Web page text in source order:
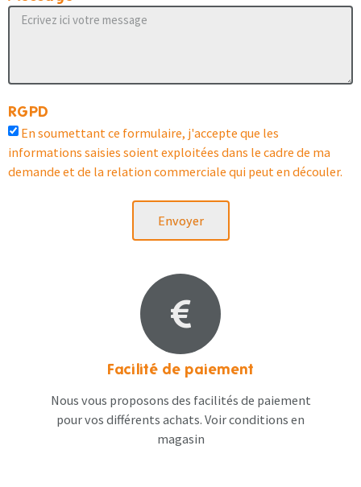
RGPD
En soumettant ce formulaire, j'accepte que les
informations saisies soient exploitées dans le cadre de ma
demande et de la relation commerciale qui peut en découler.
Envoyer
Facilité de paiement
Nous vous proposons des facilités de paiement
pour vos différents achats. Voir conditions en
magasin